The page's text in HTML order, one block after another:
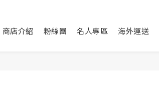
商店介紹 粉絲團 名人專區 海外運送